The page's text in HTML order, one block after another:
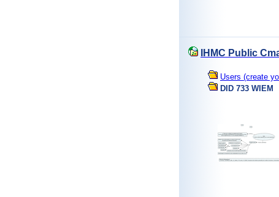
IHMC Public
Users (create
DID 733 WIEM